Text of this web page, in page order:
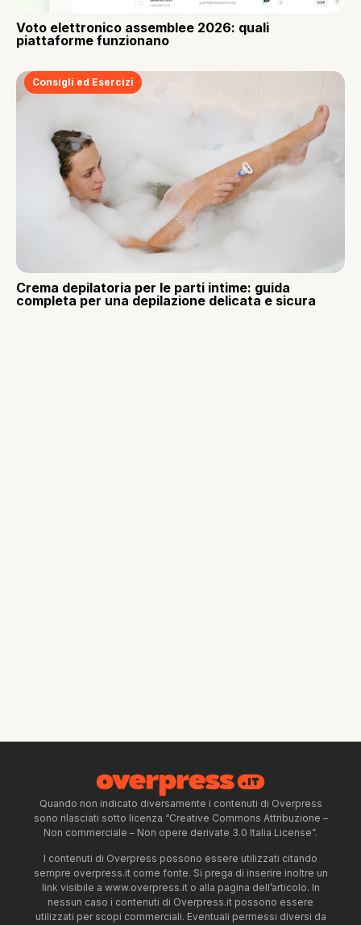
Voto elettronico assemblee 2026: quali
piattaforme funzionano
Consigli ed Esercizi
Crema depilatoria per le parti intime: guida
completa per una depilazione delicata e sicura
Quando non indicato diversamente i contenuti di Overpress
sono rilasciati sotto licenza “Creative Commons Attribuzione –
Non commerciale – Non opere derivate 3.0 Italia License”.
I contenuti di Overpress possono essere utilizzati citando
sempre overpress.it come fonte. Si prega di inserire inoltre un
link visibile a www.overpress.it o alla pagina dell’articolo. In
nessun caso i contenuti di Overpress.it possono essere
utilizzati per scopi commerciali. Eventuali permessi diversi da